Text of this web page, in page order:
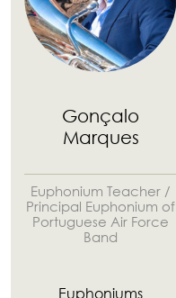
Gonçalo
Marques
Euphonium Teacher /
Principal Euphonium of
Portuguese Air Force
Band
Euphoniums